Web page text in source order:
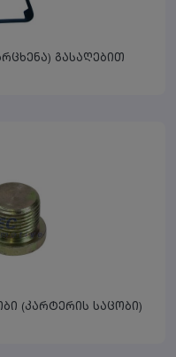
გასაღებით
(კარტერის საცობი)